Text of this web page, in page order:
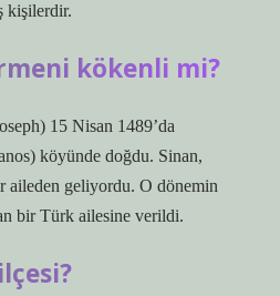
kişilerdir.
kökenli mi?
15 Nisan 1489’da
köyünde doğdu. Sinan,
aileden geliyordu. O dönemin
bir Türk ailesine verildi.